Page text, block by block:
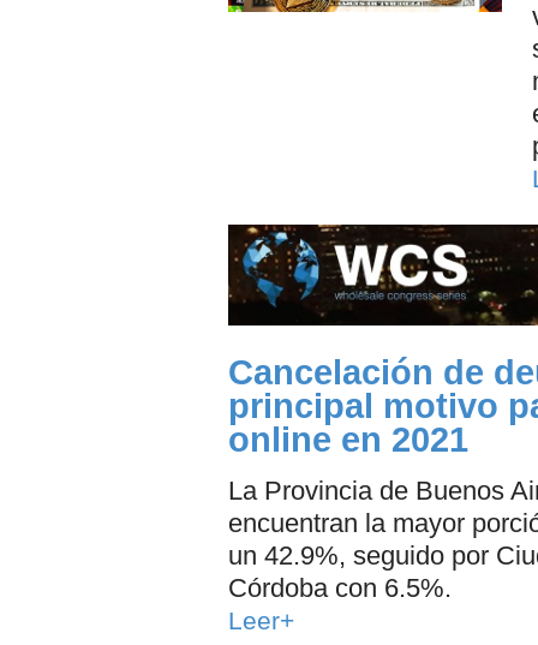
Cancelación de
principal motivo
online en 2021
La Provincia de Buenos
encuentran la mayor
un 42.9%, seguido por
Córdoba con 6.5%.
Leer+